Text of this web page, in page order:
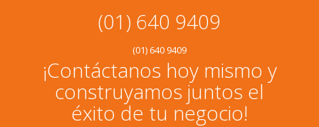
(01) 640 9409
(01) 640 9409
¡Contáctanos hoy mismo y
construyamos juntos el
éxito de tu negocio!